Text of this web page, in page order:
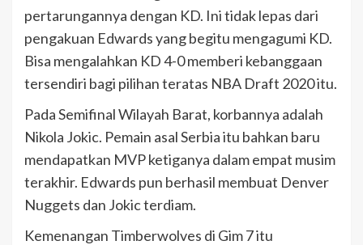
pertarungannya dengan KD. Ini tidak lepas dari
pengakuan Edwards yang begitu mengagumi KD.
Bisa mengalahkan KD 4-0 memberi kebanggaan
tersendiri bagi pilihan teratas NBA Draft 2020 itu.
Pada Semifinal Wilayah Barat, korbannya adalah
Nikola Jokic. Pemain asal Serbia itu bahkan baru
mendapatkan MVP ketiganya dalam empat musim
terakhir. Edwards pun berhasil membuat Denver
Nuggets dan Jokic terdiam.
Kemenangan Timberwolves di Gim 7 itu